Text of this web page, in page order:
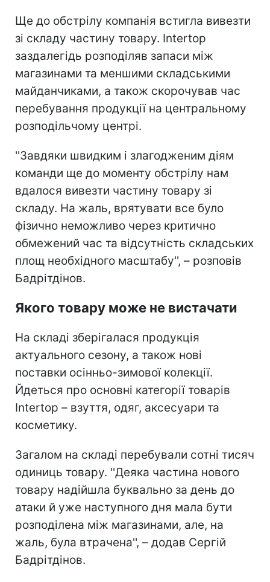
Ще до обстрілу компанія встигла вивезти
зі складу частину товару. Intertop
заздалегідь розподіляв запаси між
магазинами та меншими складськими
майданчиками, а також скорочував час
перебування продукції на центральному
розподільчому центрі.
''Завдяки швидким і злагодженим діям
команди ще до моменту обстрілу нам
вдалося вивезти частину товару зі
складу. На жаль, врятувати все було
фізично неможливо через критично
обмежений час та відсутність складських
площ необхідного масштабу'', – розповів
Бадрітдінов.
Якого товару може не вистачати
На складі зберігалася продукція
актуального сезону, а також нові
поставки осінньо-зимової колекції.
Йдеться про основні категорії товарів
Intertop – взуття, одяг, аксесуари та
косметику.
Загалом на складі перебували сотні тисяч
одиниць товару. ''Деяка частина нового
товару надійшла буквально за день до
атаки й уже наступного дня мала бути
розподілена між магазинами, але, на
жаль, була втрачена'', – додав Сергій
Бадрітдінов.